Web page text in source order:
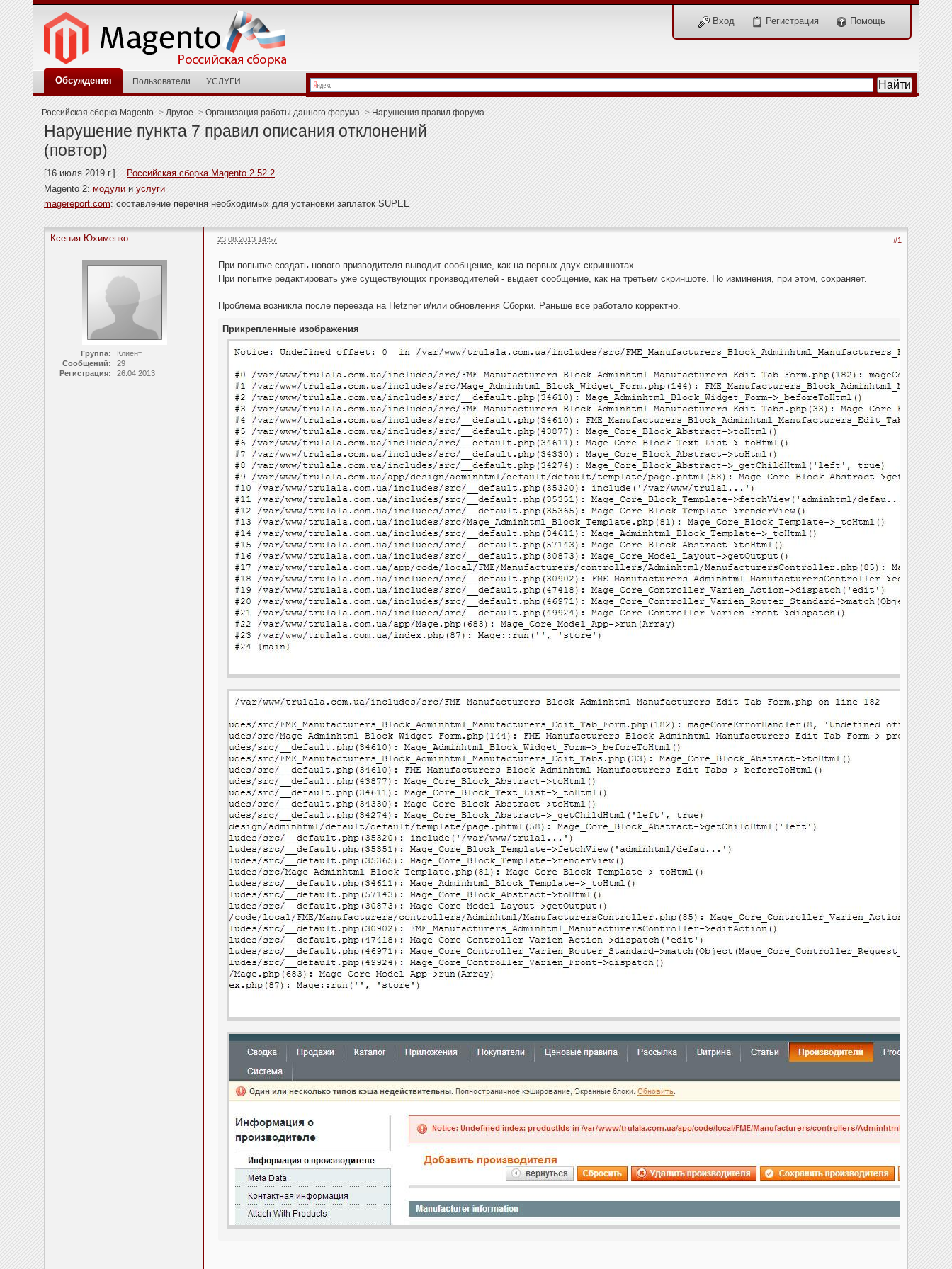
Вход Регистрация Помощь
Обсуждения Пользователи УСЛУГИ
Российская сборка Magento > Другое > Организация работы данного форума > Нарушения правил форума
Нарушение пункта 7 правил описания отклонений
(повтор)
[16 июля 2019 г.]
Российская сборка Magento 2.52.2
Magento 2: модули и услуги
magereport.com: составление перечня необходимых для установки заплаток SUPEE
#1
Ксения Юхименко
Группа:
Клиент
Сообщений:
29
Регистрация:
26.04.2013
23.08.2013 14:57
При попытке создать нового призводителя выводит сообщение, как на первых двух скриншотах.
При попытке редактировать уже существующих производителей - выдает сообщение, как на третьем скриншоте. Но изминения, при этом, сохраняет.
Проблема возникла после переезда на Hetzner и/или обновления Сборки. Раньше все работало корректно.
Прикрепленные изображения